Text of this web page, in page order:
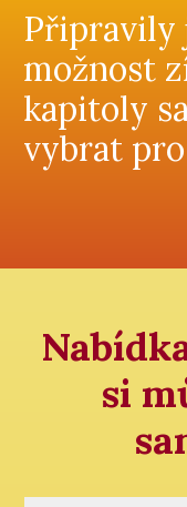
Připravily
možnost
kapitoly
vybrat
si